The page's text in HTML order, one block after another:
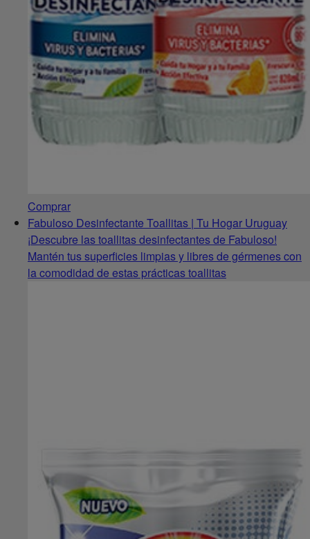
Comprar
Fabuloso Desinfectante Toallitas | Tu Hogar Uruguay
¡Descubre las toallitas desinfectantes de Fabuloso!
Mantén tus superficies limpias y libres de gérmenes con
la comodidad de estas prácticas toallitas